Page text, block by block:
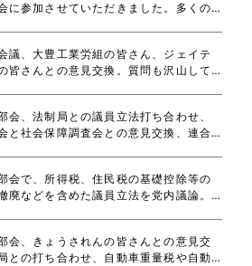
に参加させていただきました。多くの
市に移動し、国民民主党大阪府連の皆…
議、大豊工業労組の皆さん、ジェイテ
皆さんとの意見交換。質問も沢山して
会、法制局との議員立法打ち合わせ、
と社会保障調査会との意見交換、連合
会で、所得税、住民税の基礎控除等の
廃などを含めた議員立法を党内議論。
見交換。国民会議実務者会議に参加…
会、きょうされんの皆さんとの意見交
との打ち合わせ、自動車重量税や自動